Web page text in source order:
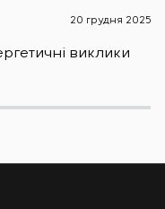
20 грудня 2025
виклики